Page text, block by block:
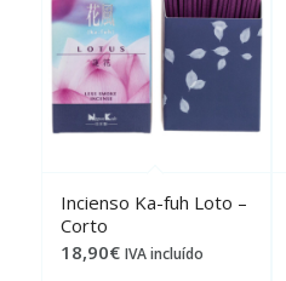
Incienso Ka-fuh Loto –
Corto
18,90€ IVA incluído